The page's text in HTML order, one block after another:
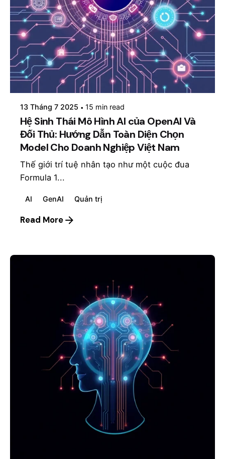
Posted by
mosyai
13 Tháng 7 2025 15 min read
Hệ Sinh Thái Mô Hình AI của OpenAI Và
Đối Thủ: Hướng Dẫn Toàn Diện Chọn
Model Cho Doanh Nghiệp Việt Nam
Thế giới trí tuệ nhân tạo như một cuộc đua
Formula 1...
AI GenAI Quản trị
Read More